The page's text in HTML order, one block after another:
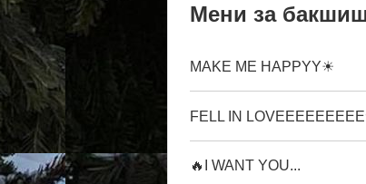
Мени за
MAKE ME HAPPYY☀
FELL IN
🔥I WANT YOU...